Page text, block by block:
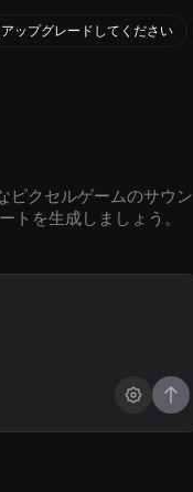
ップグレードしてください
ピクセルゲームのサウン
トを生成しましょう。